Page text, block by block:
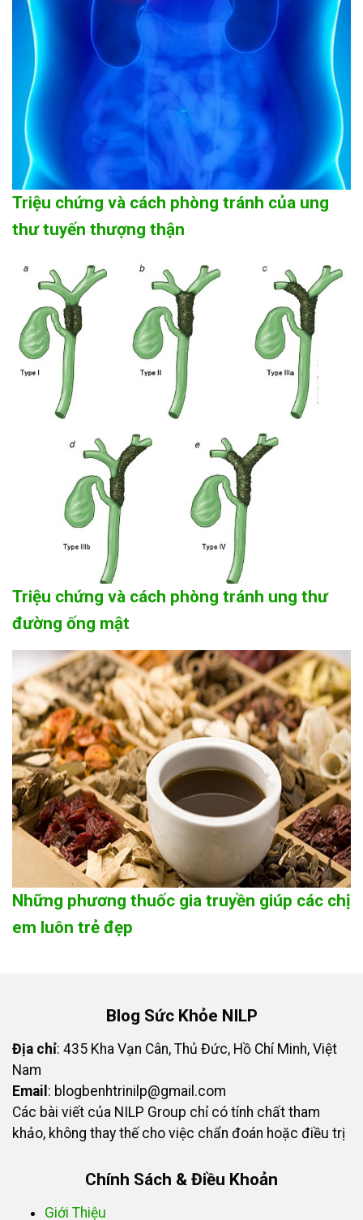
Triệu chứng và cách phòng tránh của ung
thư tuyến thượng thận
Triệu chứng và cách phòng tránh ung thư
đường ống mật
Những phương thuốc gia truyền giúp các chị
em luôn trẻ đẹp
Blog Sức Khỏe NILP
Địa chỉ: 435 Kha Vạn Cân, Thủ Đức, Hồ Chí Minh, Việt
Nam
Email : blogbenhtrinilp@gmail.com
Các bài viết của NILP Group chỉ có tính chất tham
khảo, không thay thế cho việc chẩn đoán hoặc điều trị
Chính Sách & Điều Khoản
Giới Thiệu